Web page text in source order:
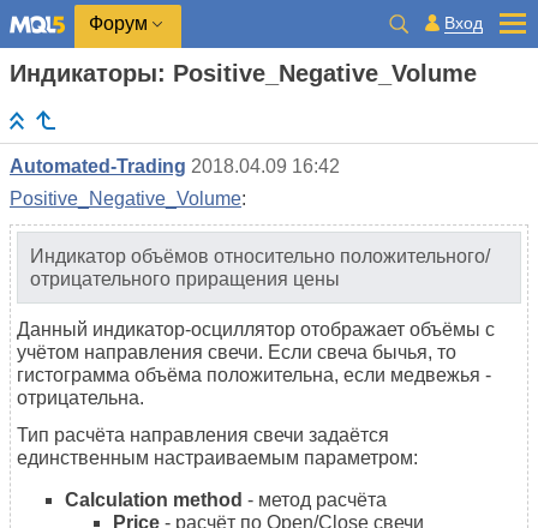
Форум Вход
Индикаторы: Positive_Negative_Volume
Automated-Trading 2018.04.09 16:42
Positive_Negative_Volume:
Индикатор объёмов относительно положительного/
отрицательного приращения цены
Данный индикатор-осциллятор отображает объёмы с
учётом направления свечи. Если свеча бычья, то
гистограмма объёма положительна, если медвежья -
отрицательна.
Тип расчёта направления свечи задаётся
единственным настраиваемым параметром:
Calculation method - метод расчёта
Price - расчёт по Open/Close свечи